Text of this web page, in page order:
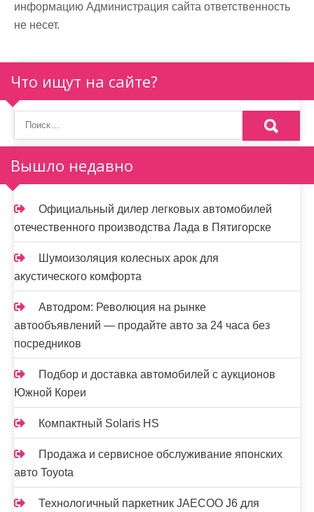
информацию Администрация сайта ответственность
не несет.
Что ищут на сайте?
Вышло недавно
Официальный дилер легковых автомобилей
отечественного производства Лада в Пятигорске
Шумоизоляция колесных арок для
акустического комфорта
Автодром: Революция на рынке
автообъявлений — продайте авто за 24 часа без
посредников
Подбор и доставка автомобилей с аукционов
Южной Кореи
Компактный Solaris HS
Продажа и сервисное обслуживание японских
авто Toyota
Технологичный паркетник JAECOO J6 для